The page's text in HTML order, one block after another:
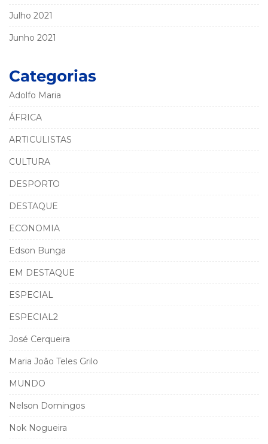
Julho 2021
Junho 2021
Categorias
Adolfo Maria
ÁFRICA
ARTICULISTAS
CULTURA
DESPORTO
DESTAQUE
ECONOMIA
Edson Bunga
EM DESTAQUE
ESPECIAL
ESPECIAL2
José Cerqueira
Maria João Teles Grilo
MUNDO
Nelson Domingos
Nok Nogueira